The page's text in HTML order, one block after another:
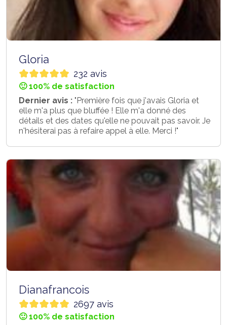
Gloria
232 avis
🙂 100% de satisfaction
Dernier avis : "Première fois que j'avais Gloria et
elle m'a plus que bluffée ! Elle m'a donné des
détails et des dates qu'elle ne pouvait pas savoir. Je
n'hésiterai pas à refaire appel à elle. Merci !"
Dianafrancois
2697 avis
🙂 100% de satisfaction